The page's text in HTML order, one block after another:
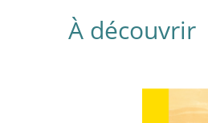
À découvrir